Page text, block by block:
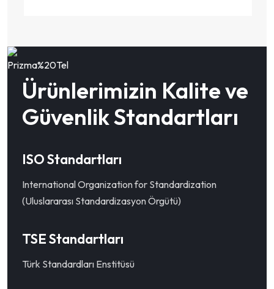
Ürünlerimizin Kalite ve
Güvenlik Standartları
ISO Standartları
International Organization for Standardization
(Uluslararası Standardizasyon Örgütü)
TSE Standartları
Türk Standardları Enstitüsü